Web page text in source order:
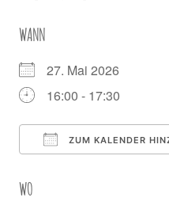
WANN
27. Mai 2026
16:00 - 17:30
ZUM KALENDER
WO